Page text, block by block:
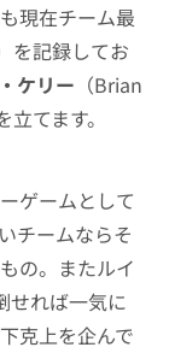
現在チーム最
を記録してお
ケリー （Brian
てます。
ゲームとして
チームならそ
の。またルイ
せれば一気に
克上を企んで